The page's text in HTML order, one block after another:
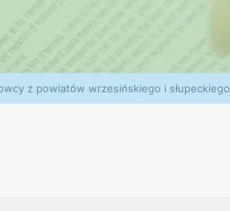
z powiatów wrzesińskiego i słupeckiego